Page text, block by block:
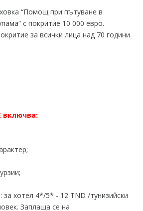
“Помощ при пътуване в
с покритие 10 000 евро.
за всички лица над 70 години
включва:
за хотел 4*/5* - 12 TND /тунизийски
Заплаща се на